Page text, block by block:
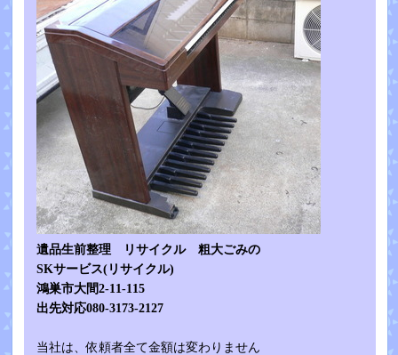
遺品生前整理 リサイクル 粗大ごみの
SKサービス(リサイクル)
鴻巣市大間2-11-115
出先対応080-3173-2127
当社は、依頼者全て金額は変わりません